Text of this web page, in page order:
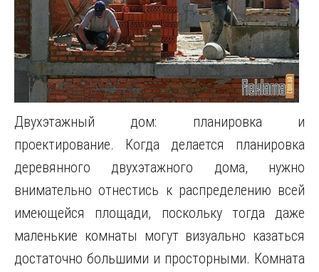
Двухэтажный дом: планировка и
проектирование. Когда делается планировка
деревянного двухэтажного дома, нужно
внимательно отнестись к распределению всей
имеющейся площади, поскольку тогда даже
маленькие комнаты могут визуально казаться
достаточно большими и просторными. Комната